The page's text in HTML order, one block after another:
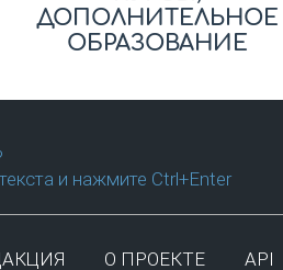
ДОПОЛНИТЕЛЬНОЕ
ОБРАЗОВАНИЕ
и нажмите Ctrl+Enter
О ПРОЕКТЕ API